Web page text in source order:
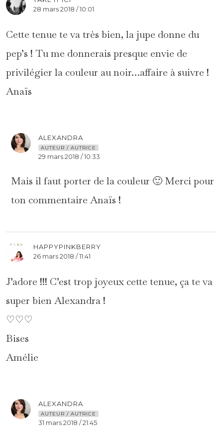
28 mars 2018 / 10:01
Cette tenue te va très bien, la jupe donne du
pep’s ! Tu me donnerais presque envie de
privilégier la couleur au noir…affaire à suivre !
Anaïs
ALEXANDRA
AUTEUR / AUTRICE
29 mars 2018 / 10:33
Mais il faut porter de la couleur 🙂 Merci pour
ton commentaire Anaïs !
HAPPYPINKBERRY
26 mars 2018 / 11:41
J’adore !!! C’est trop joyeux cette tenue, ça te va
super bien Alexandra !
♡♡♡
Bises
Amélie
ALEXANDRA
AUTEUR / AUTRICE
31 mars 2018 / 21:45